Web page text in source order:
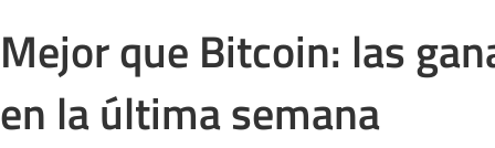
Clima
Mundial 2026
Mejor que Bitcoin: las
en la última semana